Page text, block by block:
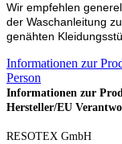
Wir empfehlen
der Waschanleitung
genähten
Informationen zur
Person
Informationen zur
Hersteller/EU
RESOTEX GmbH